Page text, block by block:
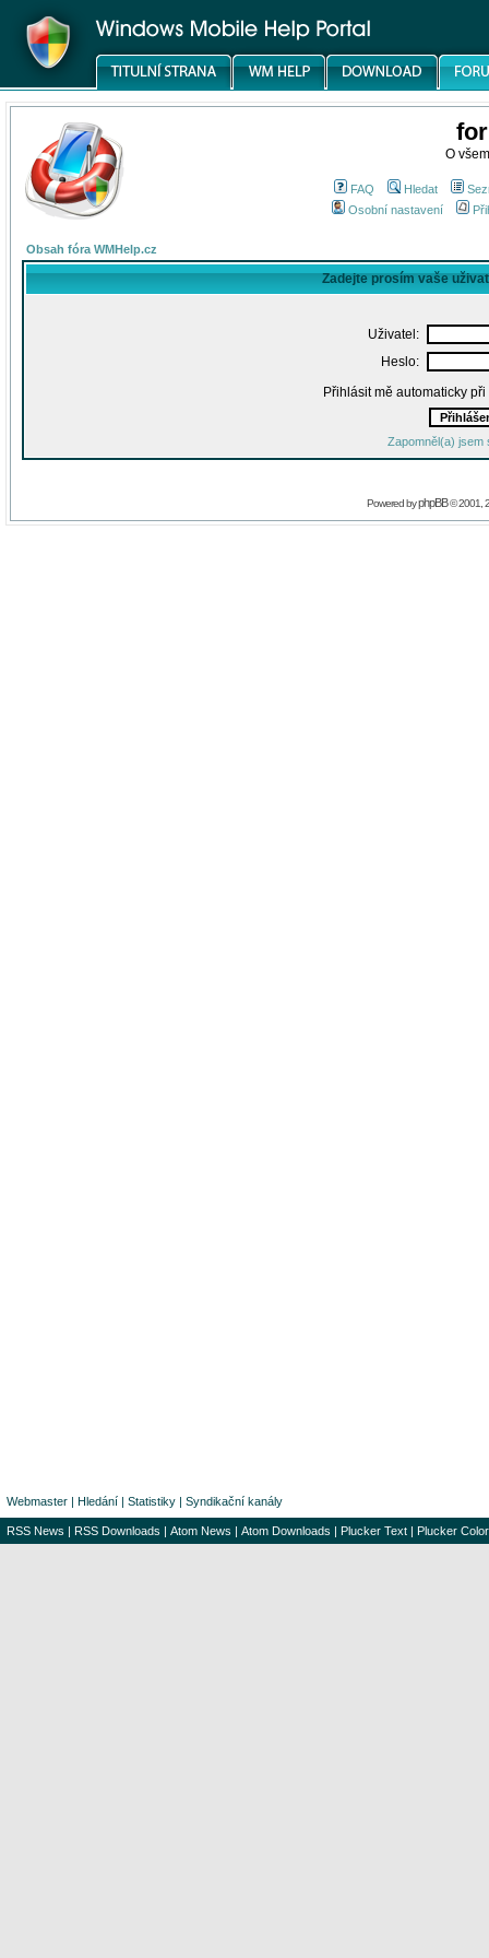
O
FAQ Hledat
Osobní nastavení
Obsah fóra WMHelp.cz
Zadejte prosím vaše
Uživatel:
Heslo:
Přihlásit mě automaticky
Zapomněl(a) jsem
Powered byphpBB© 2001,
Webmaster | Hledání | Statistiky | Syndikační kanály
RSS News | RSS Downloads | Atom News | Atom Downloads | Plucker Text | Plucker Color